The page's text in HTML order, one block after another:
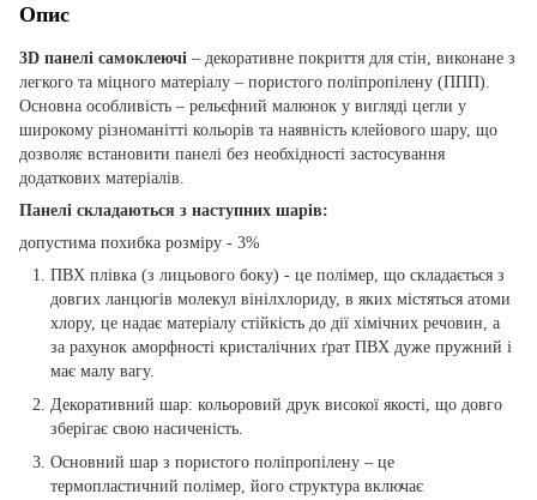
Опис
3D панелі самоклеючі – декоративне покриття для стін, виконане з
легкого та міцного матеріалу – пористого поліпропілену (ППП).
Основна особливість – рельєфний малюнок у вигляді цегли у
широкому різноманітті кольорів та наявність клейового шару, що
дозволяє встановити панелі без необхідності застосування
додаткових матеріалів.
Панелі складаються з наступних шарів:
допустима похибка розміру - 3%
ПВХ плівка (з лицьового боку) - це полімер, що складається з
довгих ланцюгів молекул вінілхлориду, в яких містяться атоми
хлору, це надає матеріалу стійкість до дії хімічних речовин, а
за рахунок аморфності кристалічних ґрат ПВХ дуже пружний і
має малу вагу.
Декоративний шар: кольоровий друк високої якості, що довго
зберігає свою насиченість.
Основний шар з пористого поліпропілену – це
термопластичний полімер, його структура включає